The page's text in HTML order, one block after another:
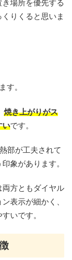
場所を優先する
りくると思いま
す。
焼き上がりがス
いです。
部が工夫されて
象があります。
両方ともダイヤル
表示が細かく、
いです。